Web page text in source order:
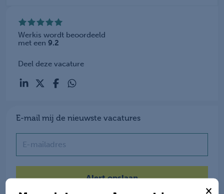
×
Werkis wordt beoordeeld
met een 9.2
Deel deze vacature
E-mail mij de nieuwste vacatures